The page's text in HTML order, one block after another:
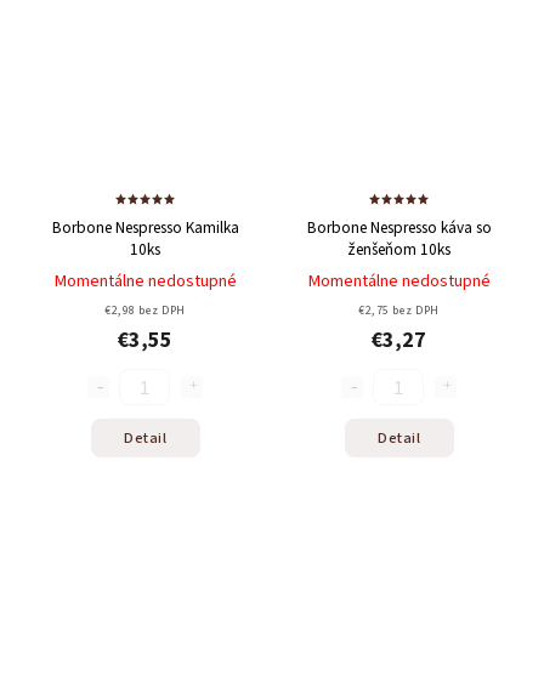
Borbone Nespresso Kamilka
10ks
Momentálne nedostupné
€2,98 bez DPH
€3,55
Detail
Borbone Nespresso káva so
ženšeňom 10ks
Momentálne nedostupné
€2,75 bez DPH
€3,27
Detail